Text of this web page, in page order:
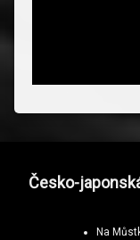
Česko-
Na